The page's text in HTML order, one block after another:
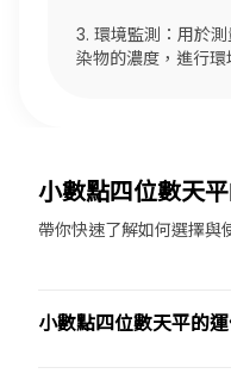
3. 環境監測：用於
染物的濃度，進行環
小數點四位數天
帶你快速了解如何選擇與
小數點四位數天平的